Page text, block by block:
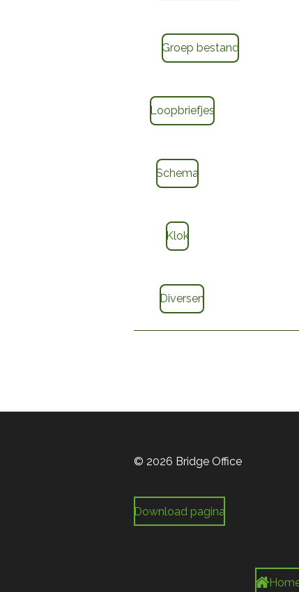
Groep bestand
Loopbriefjes
Schema
Klok
Diversen
© 2026 Bridge Office
Download pagina
Home